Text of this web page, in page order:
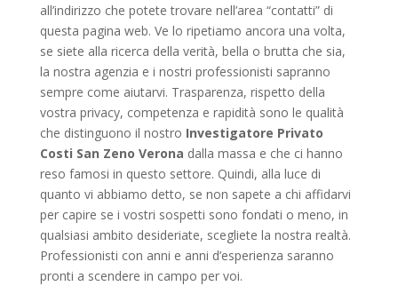
all’indirizzo che potete trovare nell’area “contatti” di
questa pagina web. Ve lo ripetiamo ancora una volta,
se siete alla ricerca della verità, bella o brutta che sia,
la nostra agenzia e i nostri professionisti sapranno
sempre come aiutarvi. Trasparenza, rispetto della
vostra privacy, competenza e rapidità sono le qualità
che distinguono il nostro Investigatore Privato
Costi San Zeno Verona dalla massa e che ci hanno
reso famosi in questo settore. Quindi, alla luce di
quanto vi abbiamo detto, se non sapete a chi affidarvi
per capire se i vostri sospetti sono fondati o meno, in
qualsiasi ambito desideriate, scegliete la nostra realtà.
Professionisti con anni e anni d’esperienza saranno
pronti a scendere in campo per voi.